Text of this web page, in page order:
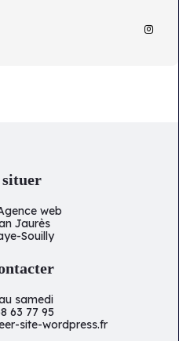
situer
web
Jaurès
Souilly
samedi
63 77 95
site-wordpress.fr